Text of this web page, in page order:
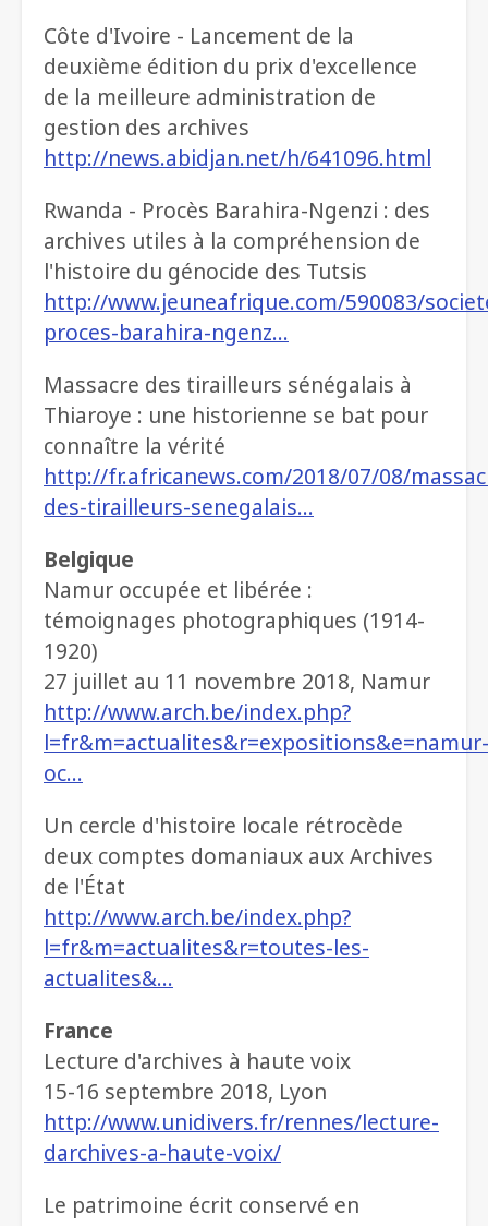
Côte d'Ivoire - Lancement de la
deuxième édition du prix d'excellence
de la meilleure administration de
gestion des archives
http://news.abidjan.net/h/641096.html
Rwanda - Procès Barahira-Ngenzi : des
archives utiles à la compréhension de
l'histoire du génocide des Tutsis
http://www.jeuneafrique.com/590083/
proces-barahira-ngenz…
Massacre des tirailleurs sénégalais à
Thiaroye : une historienne se bat pour
connaître la vérité
http://fr.africanews.com/2018/07/08/
des-tirailleurs-senegalais…
Belgique
Namur occupée et libérée :
témoignages photographiques (1914-
1920)
27 juillet au 11 novembre 2018, Namur
http://www.arch.be/index.php?
l=fr&m=actualites&r=expositions&e=namur-
oc…
Un cercle d'histoire locale rétrocède
deux comptes domaniaux aux Archives
de l'État
http://www.arch.be/index.php?
l=fr&m=actualites&r=toutes-les-
actualites&…
France
Lecture d'archives à haute voix
15-16 septembre 2018, Lyon
http://www.unidivers.fr/rennes/lecture-
darchives-a-haute-voix/
Le patrimoine écrit conservé en